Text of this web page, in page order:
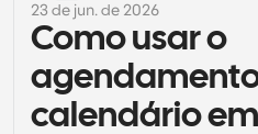
Por tamanho da equipa
Para Indivíduos
Agendamento pessoal
Empresa
Cal.ai
23 de jun. de 2026
Como usar o
calendário